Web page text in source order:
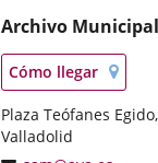
Archivo Municipal
Localización
en
mapa
Cómo llegar Enlace
a
una
externa.
Dirección
postal
Plaza Teófanes
Valladolid